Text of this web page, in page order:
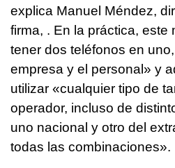
explica Manuel Méndez,
firma, . En la práctica, este
tener dos teléfonos en
empresa y el personal» y
utilizar «cualquier tipo de
operador, incluso de
uno nacional y otro del
todas las combinaciones».